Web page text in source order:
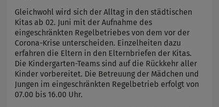
Gleichwohl wird sich der Alltag in den städtischen
Kitas ab 02. Juni mit der Aufnahme des
eingeschränkten Regelbetriebes von dem vor der
Corona-Krise unterscheiden. Einzelheiten dazu
erfahren die Eltern in den Elternbriefen der Kitas.
Die Kindergarten-Teams sind auf die Rückkehr aller
Kinder vorbereitet. Die Betreuung der Mädchen und
Jungen im eingeschränkten Regelbetrieb erfolgt von
07.00 bis 16.00 Uhr.